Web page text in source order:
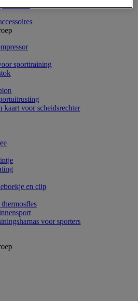
sporttraining
kaart voor scheidsrechter
en clip
voor sporters